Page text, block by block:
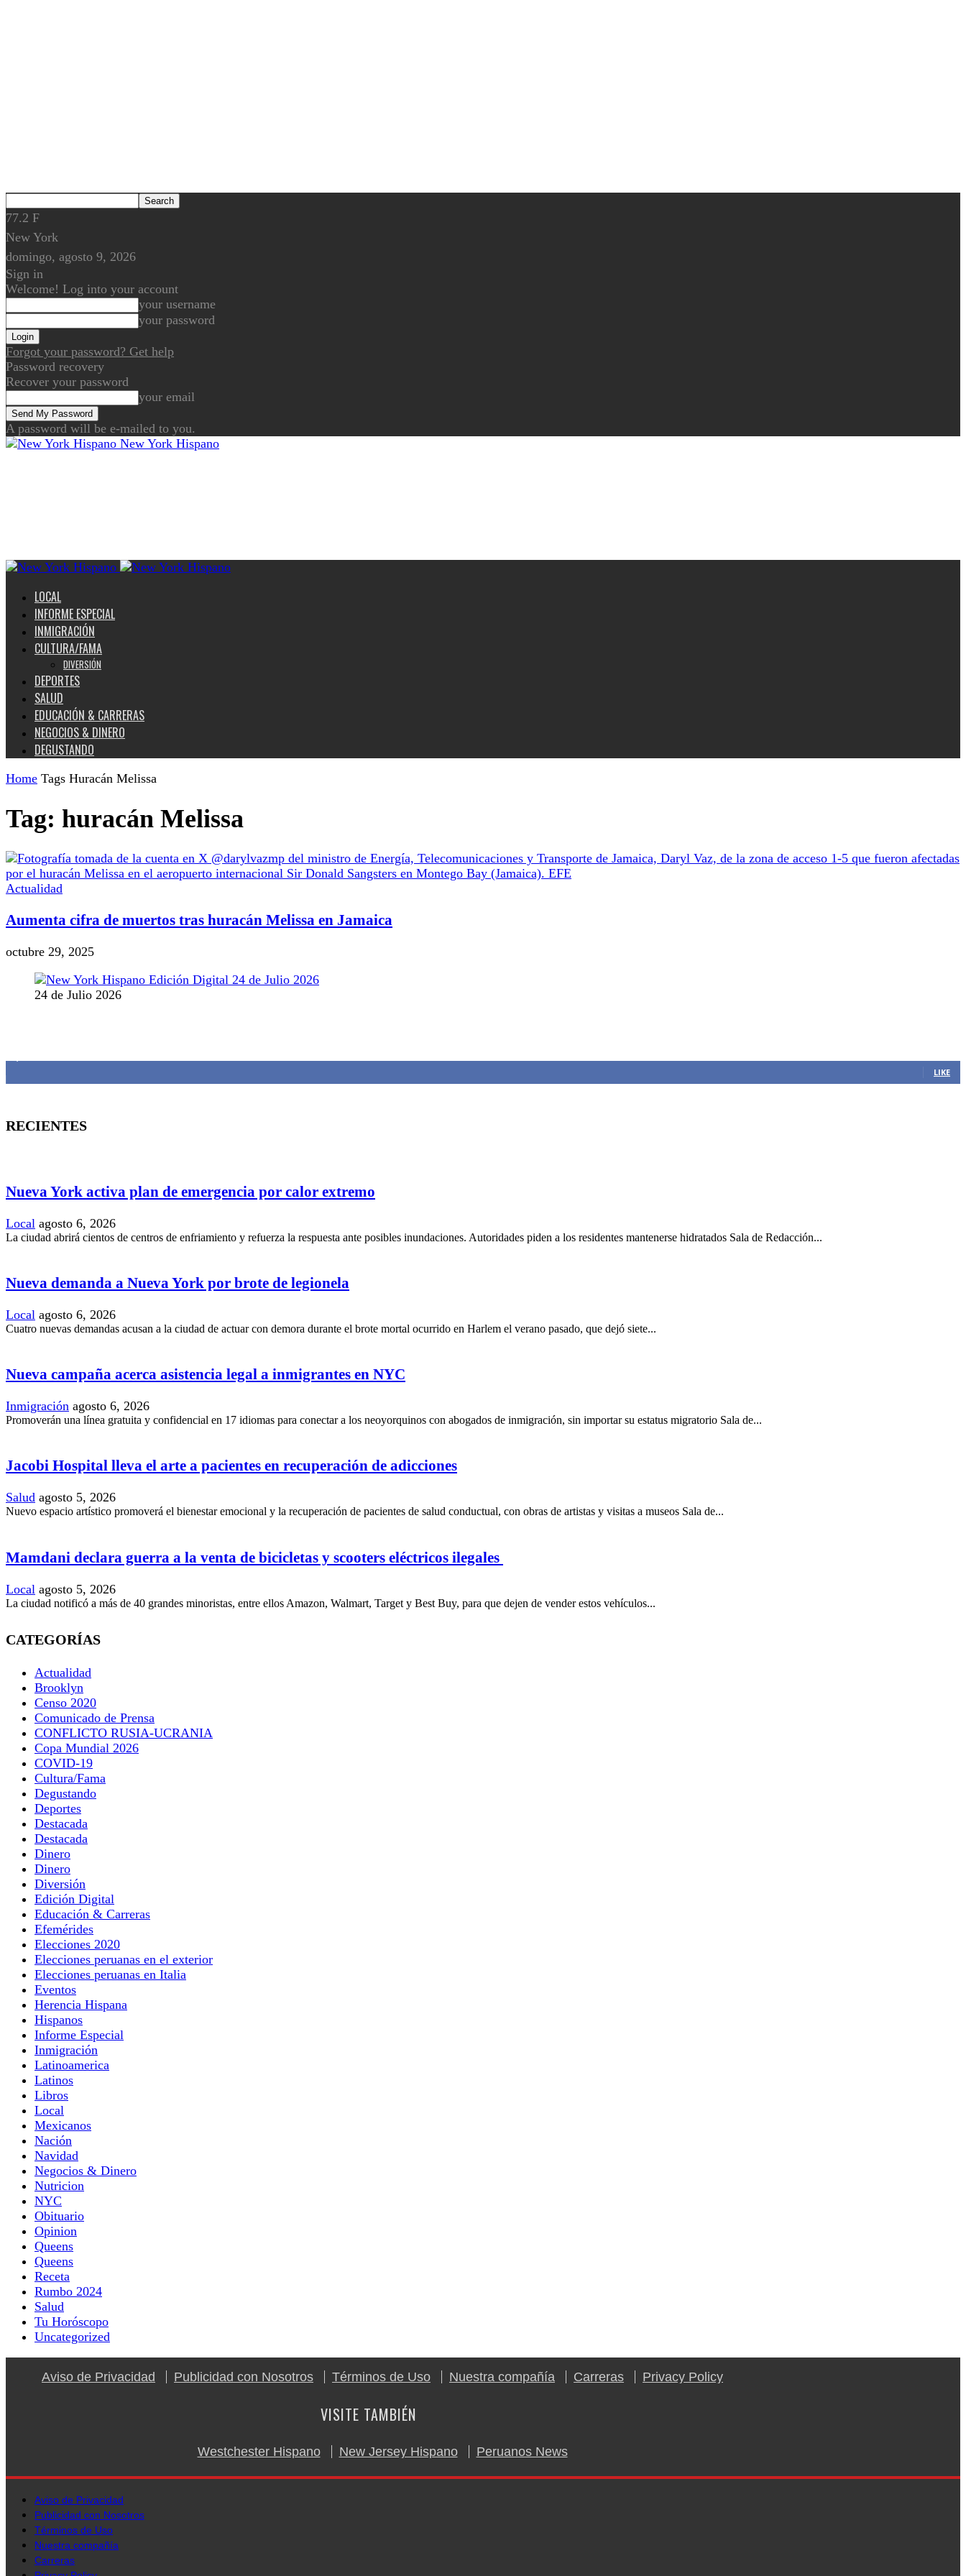
77.2 F
New York
domingo, agosto 9, 2026
Sign in
Welcome! Log into your account
your username
your password
Forgot your password? Get help
Password recovery
Recover your password
your email
A password will be e-mailed to you.
New York Hispano
LOCAL
INFORME ESPECIAL
INMIGRACIÓN
CULTURA/FAMA
DIVERSIÓN
DEPORTES
SALUD
EDUCACIÓN & CARRERAS
NEGOCIOS & DINERO
DEGUSTANDO
Home Tags Huracán Melissa
Tag: huracán Melissa
Actualidad
Aumenta cifra de muertos tras huracán Melissa en Jamaica
octubre 29, 2025
24 de Julio 2026
LIKE
RECIENTES
Nueva York activa plan de emergencia por calor extremo
Local agosto 6, 2026
La ciudad abrirá cientos de centros de enfriamiento y refuerza la respuesta ante posibles inundaciones. Autoridades piden a los residentes mantenerse hidratados Sala de Redacción...
Nueva demanda a Nueva York por brote de legionela
Local agosto 6, 2026
Cuatro nuevas demandas acusan a la ciudad de actuar con demora durante el brote mortal ocurrido en Harlem el verano pasado, que dejó siete...
Nueva campaña acerca asistencia legal a inmigrantes en NYC
Inmigración agosto 6, 2026
Promoverán una línea gratuita y confidencial en 17 idiomas para conectar a los neoyorquinos con abogados de inmigración, sin importar su estatus migratorio Sala de...
Jacobi Hospital lleva el arte a pacientes en recuperación de adicciones
Salud agosto 5, 2026
Nuevo espacio artístico promoverá el bienestar emocional y la recuperación de pacientes de salud conductual, con obras de artistas y visitas a museos Sala de...
Mamdani declara guerra a la venta de bicicletas y scooters eléctricos ilegales
Local agosto 5, 2026
La ciudad notificó a más de 40 grandes minoristas, entre ellos Amazon, Walmart, Target y Best Buy, para que dejen de vender estos vehículos...
CATEGORÍAS
Actualidad
Brooklyn
Censo 2020
Comunicado de Prensa
CONFLICTO RUSIA-UCRANIA
Copa Mundial 2026
COVID-19
Cultura/Fama
Degustando
Deportes
Destacada
Destacada
Dinero
Dinero
Diversión
Edición Digital
Educación & Carreras
Efemérides
Elecciones 2020
Elecciones peruanas en el exterior
Elecciones peruanas en Italia
Eventos
Herencia Hispana
Hispanos
Informe Especial
Inmigración
Latinoamerica
Latinos
Libros
Local
Mexicanos
Nación
Navidad
Negocios & Dinero
Nutricion
NYC
Obituario
Opinion
Queens
Queens
Receta
Rumbo 2024
Salud
Tu Horóscopo
Uncategorized
Aviso de Privacidad Publicidad con Nosotros Términos de Uso Nuestra compañía Carreras Privacy Policy
VISITE TAMBIÉN
Westchester Hispano New Jersey Hispano Peruanos News
Aviso de Privacidad
Publicidad con Nosotros
Términos de Uso
Nuestra compañía
Carreras